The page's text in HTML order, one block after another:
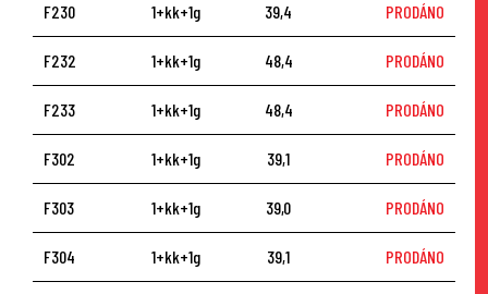
F230 1+kk+1g 39,4 PRODÁNO
F232 1+kk+1g 48,4 PRODÁNO
F233 1+kk+1g 48,4 PRODÁNO
F302 1+kk+1g 39,1 PRODÁNO
F303 1+kk+1g 39,0 PRODÁNO
F304 1+kk+1g 39,1 PRODÁNO